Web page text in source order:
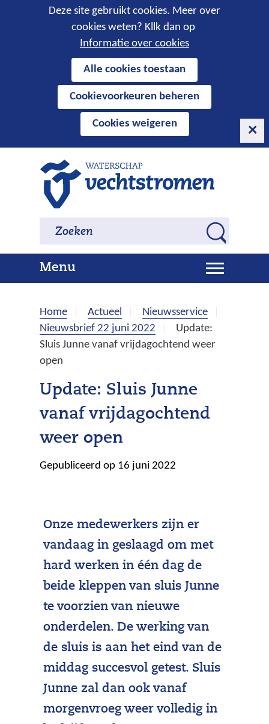
Cookies
toestaan?
Deze site gebruikt cookies. Meer over
cookies weten? Kllk dan op
Informatie over cookies
cookies
deze
website
worden
toegestaan
geweigerd.
Alle cookies toestaan
Cookievoorkeuren beheren
Cookies weigeren
naar
o
e
k
e
n
Zoeken Zoeken
MenuU
i
l
a
n
Home Actueel
Nieuwsservice
Nieuwsbrief 22 juni 2022
Update:
Sluis Junne vanaf vrijdagochtend weer
open
Update: Sluis Junne
vanaf vrijdagochtend
weer open
Gepubliceerd op 16 juni 2022
Onze medewerkers zijn er
vandaag in geslaagd om met
hard werken in één dag de
beide kleppen van sluis Junne
te voorzien van nieuwe
onderdelen. De werking van
de sluis is aan het eind van de
middag succesvol getest. Sluis
Junne zal dan ook vanaf
morgenvroeg weer volledig in